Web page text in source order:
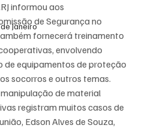
Janeiro
informou aos
de Segurança no
fornecerá treinamento
envolvendo
de equipamentos de proteção
socorros e outros temas.
de material
registram muitos casos de
Edson Alves de Souza,